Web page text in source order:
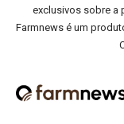
exclusivos sobre a
Farmnews é um